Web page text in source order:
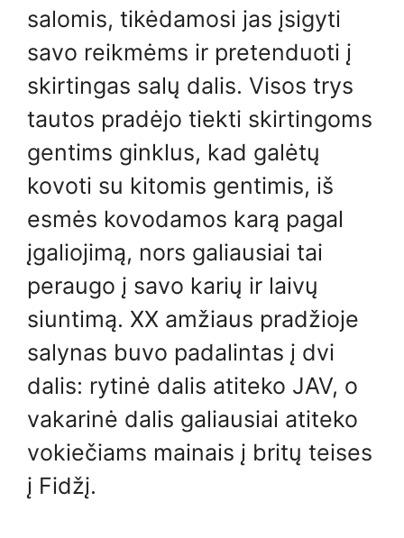
salomis, tikėdamosi jas įsigyti
savo reikmėms ir pretenduoti į
skirtingas salų dalis. Visos trys
tautos pradėjo tiekti skirtingoms
gentims ginklus, kad galėtų
kovoti su kitomis gentimis, iš
esmės kovodamos karą pagal
įgaliojimą, nors galiausiai tai
peraugo į savo karių ir laivų
siuntimą. XX amžiaus pradžioje
salynas buvo padalintas į dvi
dalis: rytinė dalis atiteko JAV, o
vakarinė dalis galiausiai atiteko
vokiečiams mainais į britų teises
į Fidžį.